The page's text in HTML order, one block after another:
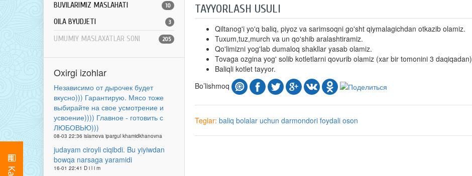
BUVILARIMIZ MASLAHATI 10
OILA BYUDJETI 3
UMUMIY MASLAXATLAR SONI 205
Oxirgi izohlar
Независимо от дырочек будет
вкусно))) Гарантирую. Мясо тоже
выбирайте на свое усмотрение и
усвоение)))) Главное - готовить с
ЛЮБОВЬЮ)))
08-03 22:36 islamova ipargul khamidkhanovna
judayam ciroyli ciqibdi. Bu yiyiwdan
bowqa narsaga yaramidi
16-01 22:41 D i l i m
TAYYORLASH USULI
Qiltanog'i yo'q baliq, piyoz va sarimsoqni go'sht qiymalagichdan otkazib olamiz.
Tuxum,tuz,murch va un qo'shib aralashtiramiz.
Qo'limizni yog'lab dumaloq shakllar yasab olamiz.
Tovaga ozgina yog' solib kotletlarni qovurib olamiz (xar bir tomonini 3 daqiqadan)
Baliqli kotlet tayyor.
Bo’lishmoq
Teglar: baliq bolalar uchun darmondori foydali oson